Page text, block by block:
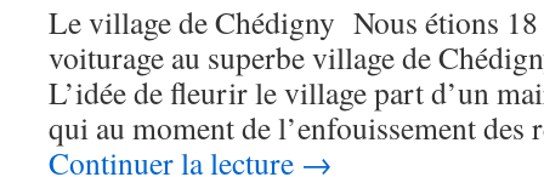
!
Le village de Chédigny Nous étions 18
voiturage au superbe village de
L’idée de fleurir le village part d’un
qui au moment de l’enfouissement
Continuer la lecture →